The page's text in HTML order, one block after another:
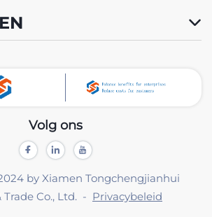
Volg ons
by Xiamen Tongchengjianhui
Co., Ltd. - Privacybeleid